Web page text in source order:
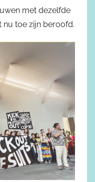
met dezelfde
toe zijn beroofd.